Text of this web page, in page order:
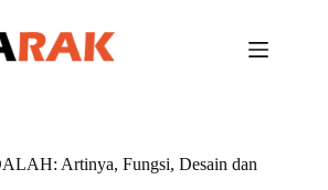
Artinya, Fungsi, Desain dan